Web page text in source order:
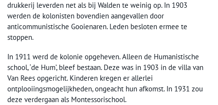
drukkerij leverden net als bij Walden te weinig op. In 1903
werden de kolonisten bovendien aangevallen door
anticommunistische Gooienaren. Leden besloten ermee te
stoppen.
In 1911 werd de kolonie opgeheven. Alleen de Humanistische
school, ‘de Hum’, bleef bestaan. Deze was in 1903 in de villa van
Van Rees opgericht. Kinderen kregen er allerlei
ontplooiingsmogelijkheden, ongeacht hun afkomst. In 1931 zou
deze verdergaan als Montessorischool.